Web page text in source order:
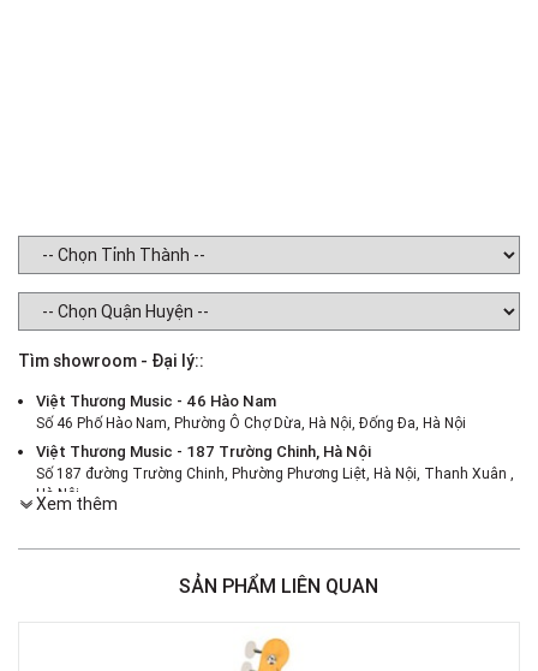
Tìm showroom - Đại lý::
Việt Thương Music - 46 Hào Nam
Số 46 Phố Hào Nam, Phường Ô Chợ Dừa, Hà Nội, Đống Đa, Hà Nội
Việt Thương Music - 187 Trường Chinh, Hà Nội
Số 187 đường Trường Chinh, Phường Phương Liệt, Hà Nội, Thanh Xuân ,
Hà Nội
386 Cách Mạng Tháng Tám, Phường Nhiêu Lộc, TPHCM, Quận 3, Hồ Chí
Việt Thương Music - 180 Võ Thị Sáu
Việt Thương Music - 442 Lũy Bán Bích
442 Lũy Bán Bích, Phường Tân Phú, TPHCM, Quận Tân Phú, Hồ Chí Minh
Xem thêm
SẢN PHẨM LIÊN QUAN